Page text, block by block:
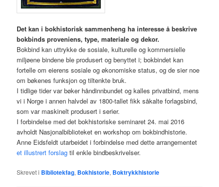
Det kan i bokhistorisk sammenheng ha interesse å beskrive
bokbinds proveniens, type, materiale og dekor.
Bokbind kan uttrykke de sosiale, kulturelle og kommersielle
miljøene bindene ble produsert og benyttet i; bokbindet kan
fortelle om eierens sosiale og økonomiske status, og de sier noe
om bøkenes funksjon og tiltenkte bruk.
I tidlige tider var bøker håndinnbundet og kalles privatbind, mens
vi i Norge i annen halvdel av 1800-tallet fikk såkalte forlagsbind,
som var maskinelt produsert i serier.
I forbindelse med det bokhistoriske seminaret 24. mai 2016
avholdt Nasjonalbiblioteket en workshop om bokbindhistorie.
Anne Eidsfeldt utarbeidet i forbindelse med dette arrangementet
et illustrert forslag til enkle bindbeskrivelser.
Skrevet i Bibliotekfag, Bokhistorie, Boktrykkhistorie